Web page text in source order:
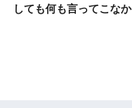
しても何も言ってこな